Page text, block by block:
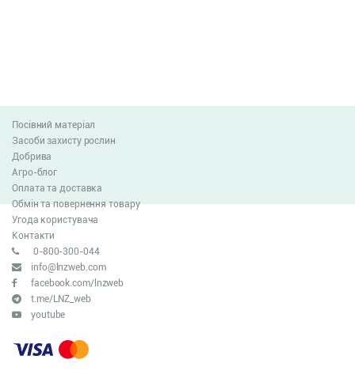
Посівний матеріал
Засоби захисту рослин
Добрива
Агро-блог
Оплата та доставка
Обмін та повернення товару
Угода користувача
Контакти
0-800-300-044
info@lnzweb.com
facebook.com/lnzweb
t.me/LNZ_web
youtube